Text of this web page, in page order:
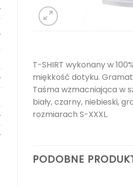
T-SHIRT wykonany w
miękkość dotyku.
Taśma wzmacniająca w
biały, czarny, niebieski,
rozmiarach S-XXXL.
PODOBNE